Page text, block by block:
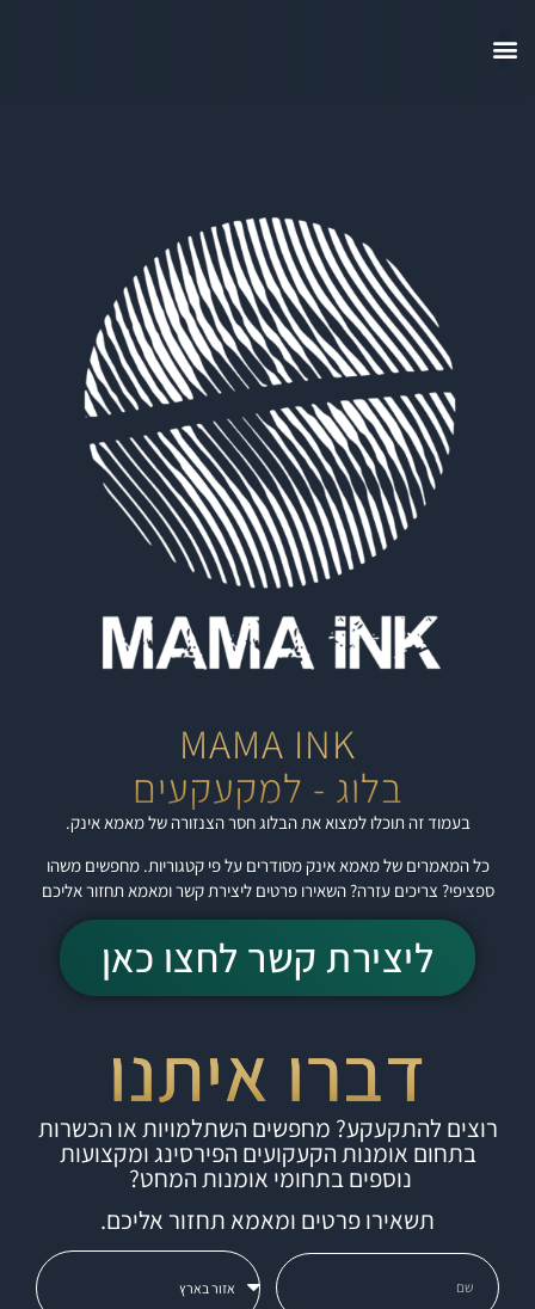
MAMA INK
בלוג - למקעקעים
בעמוד זה תוכלו למצוא את הבלוג חסר הצנזורה של מאמא אינק.
כל המאמרים של מאמא אינק מסודרים על פי קטגוריות. מחפשים משהו
ספציפי? צריכים עזרה? השאירו פרטים ליצירת קשר ומאמא תחזור אליכם
ליצירת קשר לחצו כאן
דברו איתנו
רוצים להתקעקע? מחפשים השתלמויות או הכשרות
בתחום אומנות הקעקועים הפירסינג ומקצועות
נוספים בתחומי אומנות המחט?
תשאירו פרטים ומאמא תחזור אליכם.